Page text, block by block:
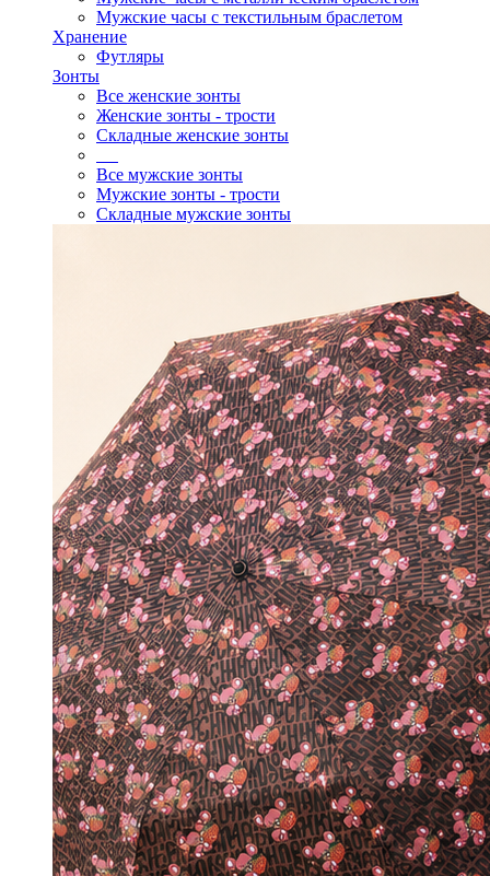
Мужские часы с текстильным браслетом
Хранение
Футляры
Зонты
Все женские зонты
Женские зонты - трости
Складные женские зонты
Все мужские зонты
Мужские зонты - трости
Складные мужские зонты